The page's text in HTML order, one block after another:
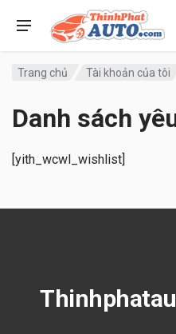
Trang chủ Tài khoản của tôi
Danh sách
[yith_wcwl_wishlist]